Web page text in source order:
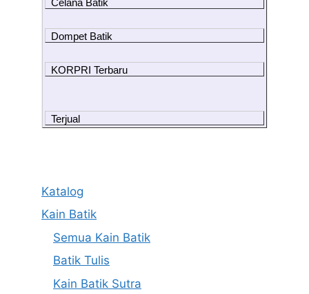
Dompet Batik
KORPRI Terbaru
Terjual
Katalog
Kain Batik
Semua Kain Batik
Batik Tulis
Kain Batik Sutra